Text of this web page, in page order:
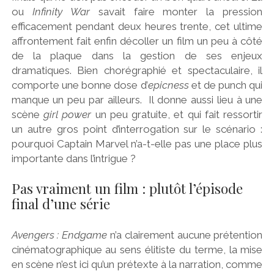
ou Infinity War savait faire monter la pression
efficacement pendant deux heures trente, cet ultime
affrontement fait enfin décoller un film un peu à côté
de la plaque dans la gestion de ses enjeux
dramatiques. Bien chorégraphié et spectaculaire, il
comporte une bonne dose d’epicnesset de punch qui
manque un peu par ailleurs. Il donne aussi lieu à une
scène girl powerun peu gratuite, et qui fait ressortir
un autre gros point d’interrogation sur le scénario :
pourquoi Captain Marvel n’a-t-elle pas une place plus
importante dans l’intrigue ?
Pas vraiment un film : plutôt l’épisode
final d’une série
Avengers : Endgame n’a clairement aucune prétention
cinématographique au sens élitiste du terme, la mise
en scène n’est ici qu’un prétexte à la narration, comme